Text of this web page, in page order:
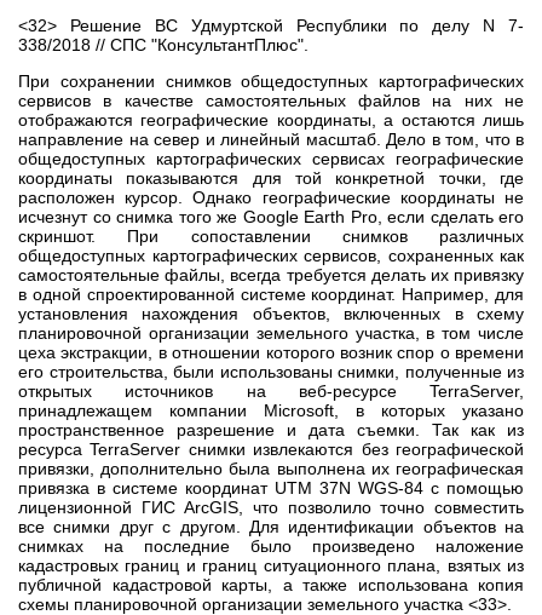
<32> Решение ВС Удмуртской Республики по делу N 7-
338/2018 // СПС "КонсультантПлюс".
При сохранении снимков общедоступных картографических
сервисов в качестве самостоятельных файлов на них не
отображаются географические координаты, а остаются лишь
направление на север и линейный масштаб. Дело в том, что в
общедоступных картографических сервисах географические
координаты показываются для той конкретной точки, где
расположен курсор. Однако географические координаты не
исчезнут со снимка того же Google Earth Pro, если сделать его
скриншот. При сопоставлении снимков различных
общедоступных картографических сервисов, сохраненных как
самостоятельные файлы, всегда требуется делать их привязку
в одной спроектированной системе координат. Например, для
установления нахождения объектов, включенных в схему
планировочной организации земельного участка, в том числе
цеха экстракции, в отношении которого возник спор о времени
его строительства, были использованы снимки, полученные из
открытых источников на веб-ресурсе TerraServer,
принадлежащем компании Microsoft, в которых указано
пространственное разрешение и дата съемки. Так как из
ресурса TerraServer снимки извлекаются без географической
привязки, дополнительно была выполнена их географическая
привязка в системе координат UTM 37N WGS-84 с помощью
лицензионной ГИС ArcGIS, что позволило точно совместить
все снимки друг с другом. Для идентификации объектов на
снимках на последние было произведено наложение
кадастровых границ и границ ситуационного плана, взятых из
публичной кадастровой карты, а также использована копия
схемы планировочной организации земельного участка <33>.